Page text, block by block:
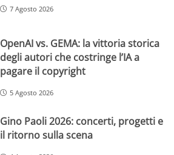
7 Agosto 2026
OpenAI vs. GEMA: la vittoria storica
degli autori che costringe l’IA a
pagare il copyright
5 Agosto 2026
Gino Paoli 2026: concerti, progetti e
il ritorno sulla scena